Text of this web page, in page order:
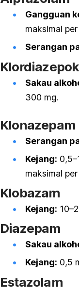
Gangguan
maksimal
Serangan
Sakau
300 mg.
Klonazepam
Serangan
Kejang:
maksimal
Klobazam
Kejang:
Diazepam
Sakau
Kejang: 0,5
Estazolam